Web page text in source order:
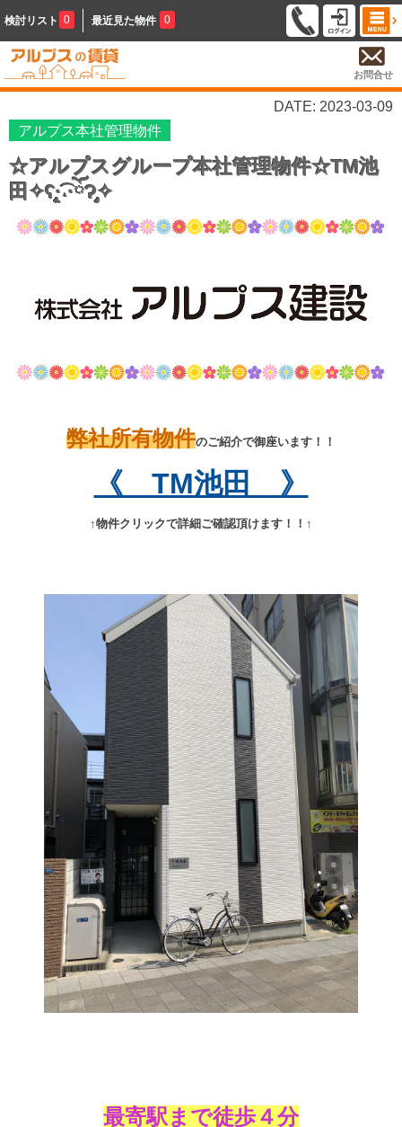
検討リスト 0 最近見た物件 0
お問合せ
DATE: 2023-03-09
アルプス本社管理物件
☆アルプスグループ本社管理物件☆TM池
田✧ʕ̢̣̣̣̣̩̩̩̩·͡˔·ོɁ̡̣̣̣̣̩̩̩̩✧
弊社所有物件のご紹介で御座います！！
《 TM池田 》
↑物件クリックで詳細ご確認頂けます！！↑
最寄駅まで徒歩４分